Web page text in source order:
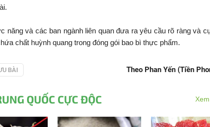
năng và các ban ngành liên quan đưa ra yêu cầu rõ ràng và
chất huỳnh quang trong đóng gói bao bì thực phẩm.
BÀI Theo Phan Yến (Tiền
QUỐC CỰC ĐỘC